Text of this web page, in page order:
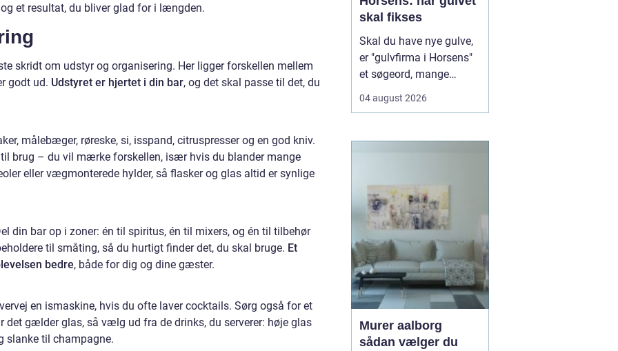
et resultat, du bliver glad for i længden.
skridt om udstyr og organisering. Her ligger forskellen mellem
godt ud. Udstyret er hjertet i din bar, og det skal passe til det, du
målebæger, røreske, si, isspand, citruspresser og en god kniv.
til brug – du vil mærke forskellen, især hvis du blander mange
eller vægmonterede hylder, så flasker og glas altid er synlige
din bar op i zoner: én til spiritus, én til mixers, og én til tilbehør
til småting, så du hurtigt finder det, du skal bruge. Et
bedre, både for dig og dine gæster.
en ismaskine, hvis du ofte laver cocktails. Sørg også for et
det gælder glas, så vælg ud fra de drinks, du serverer: høje glas
slanke til champagne.
skal fikses
Skal du have nye gulve,
er "gulvfirma i Horsens"
et søgeord, mange
overfor et nyt gulvprojekt
virksomheden. Når du
handler det typi...
04 august 2026
Murer aalborg
sådan vælger du